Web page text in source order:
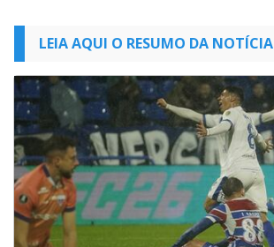
LEIA AQUI O RESUMO DA NOTÍCIA